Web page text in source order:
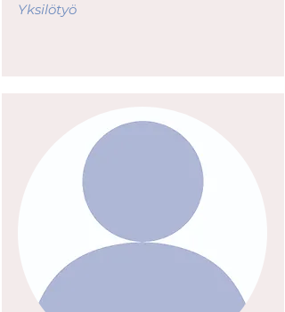
Yksilötyö